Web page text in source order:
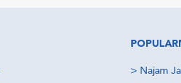
> Najam